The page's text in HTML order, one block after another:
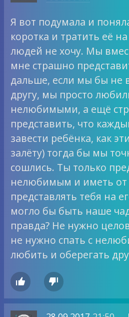
Я вот подумала и
коротка и тратить её
людей не хочу. Мы
мне страшно
дальше, если мы бы не
другу, мы просто
нелюбимыми, а ещё
представить, что
завести ребёнка, как
залёту) тогда бы мы
сошлись. Ты только
нелюбимым и иметь от
представлять тебя на
могло бы быть наше
правда? Не нужно
не нужно спать с
любить и оберегать
 